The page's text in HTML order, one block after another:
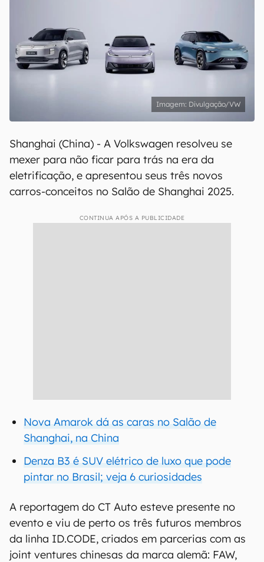
Divulgação/VW
Shanghai (China) - A Volkswagen resolveu se
mexer para não ficar para trás na era da
eletrificação, e apresentou seus três novos
carros-conceitos no Salão de Shanghai 2025.
CONTINUA APÓS A PUBLICIDADE
Nova Amarok dá as caras no Salão de
Shanghai, na China
Denza B3 é SUV elétrico de luxo que pode
pintar no Brasil; veja 6 curiosidades
A reportagem do CT Auto esteve presente no
evento e viu de perto os três futuros membros
da linha ID.CODE, criados em parcerias com as
joint ventures chinesas da marca alemã: FAW,